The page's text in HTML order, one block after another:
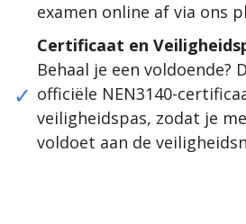
examen online af via ons
Certificaat en
Behaal je een voldoende?
officiële NEN3140-
veiligheidspas, zodat je
voldoet aan de